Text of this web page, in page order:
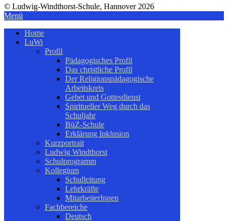
© Ludwig-Windthorst-Schule, Hannover 2026
Menü
Home
LuWi
Profil
Pädagogisches Profil
Das christliche Profil
Der Religionspädagogische
Arbeitskreis
Gebet und Gottesdienst
Spiritueller Weg durch das
Schuljahr
BüZ-Schule
Erklärung Inklusion
Kurzportrait
Ludwig Windthorst
Schulprogramm
Kollegium
Schulleitung
Lehrkräfte
MitarbeiterInnen
Fachbereiche
Deutsch